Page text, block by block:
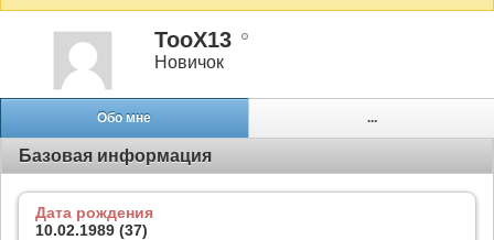
TooX13
Новичок
Обо мне ...
Базовая информация
Дата рождения
10.02.1989 (37)